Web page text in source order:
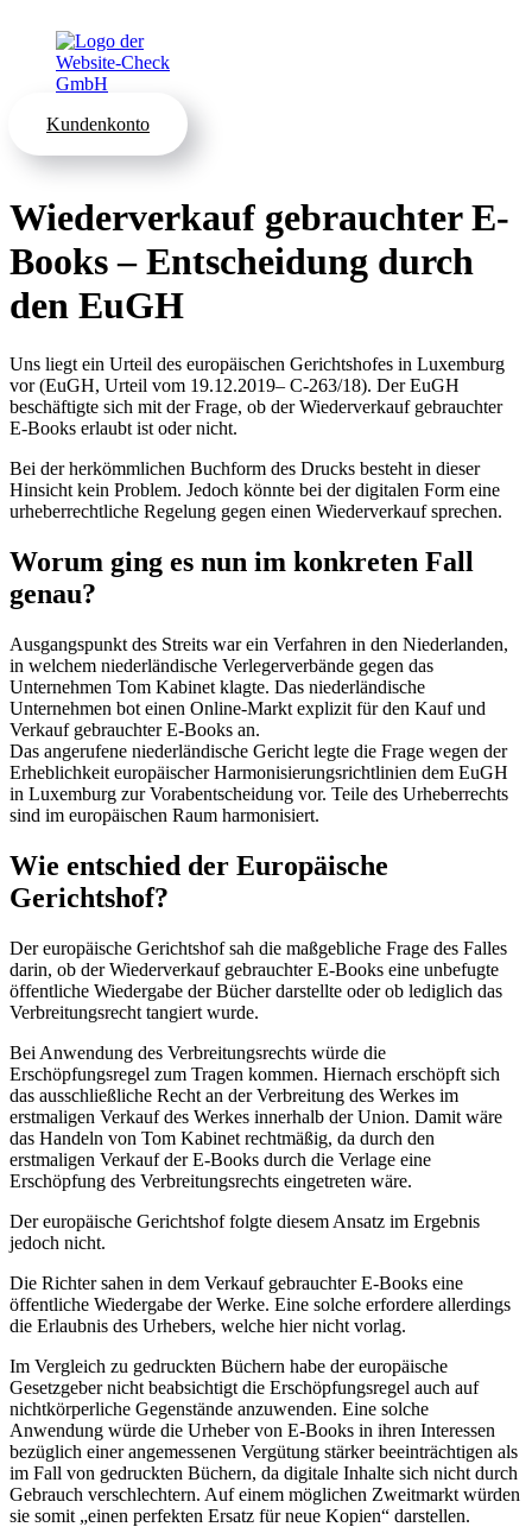
Kundenkonto
Wiederverkauf gebrauchter E-
Books – Entscheidung durch
den EuGH
Uns liegt ein Urteil des europäischen Gerichtshofes in Luxemburg
vor (EuGH, Urteil vom 19.12.2019– C-263/18). Der EuGH
beschäftigte sich mit der Frage, ob der Wiederverkauf gebrauchter
E-Books erlaubt ist oder nicht.
Bei der herkömmlichen Buchform des Drucks besteht in dieser
Hinsicht kein Problem. Jedoch könnte bei der digitalen Form eine
urheberrechtliche Regelung gegen einen Wiederverkauf sprechen.
Worum ging es nun im konkreten Fall
genau?
Ausgangspunkt des Streits war ein Verfahren in den Niederlanden,
in welchem niederländische Verlegerverbände gegen das
Unternehmen Tom Kabinet klagte. Das niederländische
Unternehmen bot einen Online-Markt explizit für den Kauf und
Verkauf gebrauchter E-Books an.
Das angerufene niederländische Gericht legte die Frage wegen der
Erheblichkeit europäischer Harmonisierungsrichtlinien dem EuGH
in Luxemburg zur Vorabentscheidung vor. Teile des Urheberrechts
sind im europäischen Raum harmonisiert.
Wie entschied der Europäische
Gerichtshof?
Der europäische Gerichtshof sah die maßgebliche Frage des Falles
darin, ob der Wiederverkauf gebrauchter E-Books eine unbefugte
öffentliche Wiedergabe der Bücher darstellte oder ob lediglich das
Verbreitungsrecht tangiert wurde.
Bei Anwendung des Verbreitungsrechts würde die
Erschöpfungsregel zum Tragen kommen. Hiernach erschöpft sich
das ausschließliche Recht an der Verbreitung des Werkes im
erstmaligen Verkauf des Werkes innerhalb der Union. Damit wäre
das Handeln von Tom Kabinet rechtmäßig, da durch den
erstmaligen Verkauf der E-Books durch die Verlage eine
Erschöpfung des Verbreitungsrechts eingetreten wäre.
Der europäische Gerichtshof folgte diesem Ansatz im Ergebnis
jedoch nicht.
Die Richter sahen in dem Verkauf gebrauchter E-Books eine
öffentliche Wiedergabe der Werke. Eine solche erfordere allerdings
die Erlaubnis des Urhebers, welche hier nicht vorlag.
Im Vergleich zu gedruckten Büchern habe der europäische
Gesetzgeber nicht beabsichtigt die Erschöpfungsregel auch auf
nichtkörperliche Gegenstände anzuwenden. Eine solche
Anwendung würde die Urheber von E-Books in ihren Interessen
bezüglich einer angemessenen Vergütung stärker beeinträchtigen als
im Fall von gedruckten Büchern, da digitale Inhalte sich nicht durch
Gebrauch verschlechtern. Auf einem möglichen Zweitmarkt würden
sie somit „einen perfekten Ersatz für neue Kopien“ darstellen.